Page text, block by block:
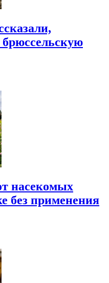
насекомых
без применения